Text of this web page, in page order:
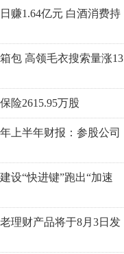
赚1.64亿元 白酒消费持
包 高领毛衣搜索量涨13
险2615.95万股
上半年财报：参股公司
设“快进键”跑出“加速
理财产品将于8月3日发